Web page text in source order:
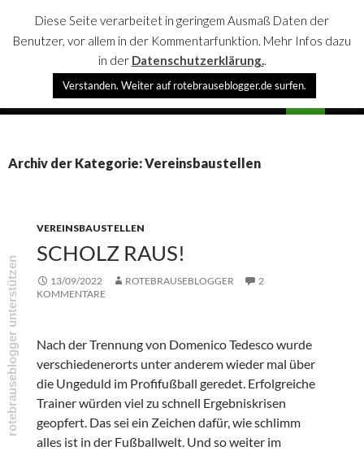
rotebrauseblogger
SPRINGE
Archiv der Kategorie: Vereinsbaustellen
VEREINSBAUSTELLEN
SCHOLZ RAUS!
13/09/2022 ROTEBRAUSEBLOGGER
2
KOMMENTARE
Nach der Trennung von Domenico Tedesco wurde
verschiedenerorts unter anderem wieder mal über
die Ungeduld im Profifußball geredet. Erfolgreiche
Trainer würden viel zu schnell Ergebniskrisen
geopfert. Das sei ein Zeichen dafür, wie schlimm
alles ist in der Fußballwelt. Und so weiter im
Diese Seite verarbeitet in geringem Ausmaß Daten der
Benutzer, vor allem in der Kommentarfunktion. Mehr Infos dazu
in der Datenschutzerklärung..
Verstanden. Weiter auf rotebrauseblogger.de surfen.
rotebrauseblogger unterstützen